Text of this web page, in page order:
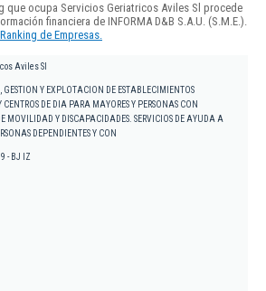
que ocupa Servicios Geriatricos Aviles Sl procede
financiera de INFORMA D&B S.A.U. (S.M.E.).
de Empresas.
Aviles Sl
Y EXPLOTACION DE ESTABLECIMIENTOS
CENTROS DE DIA PARA MAYORES Y PERSONAS CON
MOVILIDAD Y DISCAPACIDADES. SERVICIOS DE AYUDA A
DEPENDIENTES Y CON
- BJ IZ